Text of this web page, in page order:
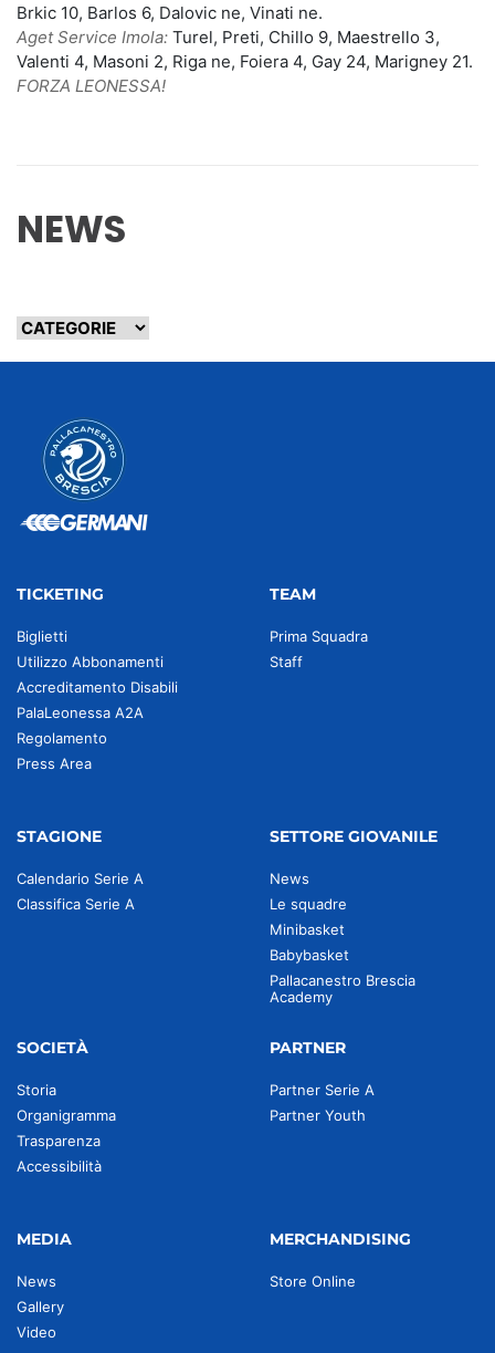
Brkic 10, Barlos 6, Dalovic ne, Vinati ne.
Aget Service Imola: Turel, Preti, Chillo 9, Maestrello 3,
Valenti 4, Masoni 2, Riga ne, Foiera 4, Gay 24, Marigney 21.
FORZA LEONESSA!
NEWS
TICKETING
Biglietti
Utilizzo Abbonamenti
Accreditamento Disabili
PalaLeonessa A2A
Regolamento
Press Area
TEAM
Prima Squadra
Staff
STAGIONE
Calendario Serie A
Classifica Serie A
SETTORE GIOVANILE
News
Le squadre
Minibasket
Babybasket
Pallacanestro Brescia
Academy
SOCIETÀ
Storia
Organigramma
Trasparenza
Accessibilità
PARTNER
Partner Serie A
Partner Youth
MEDIA
News
Gallery
Video
MERCHANDISING
Store Online